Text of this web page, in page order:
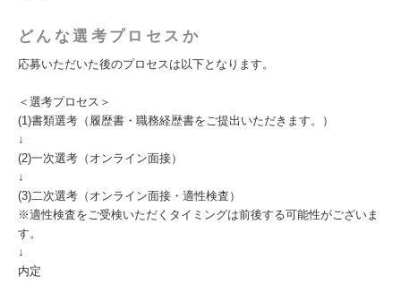
どんな選考プロセスか
応募いただいた後のプロセスは以下となります。
＜選考プロセス＞
(1)書類選考（履歴書・職務経歴書をご提出いただきます。）
↓
(2)一次選考（オンライン面接）
↓
(3)二次選考（オンライン面接・適性検査）
※適性検査をご受検いただくタイミングは前後する可能性がございま
す。
↓
内定